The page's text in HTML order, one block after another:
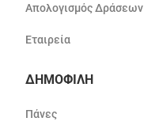
Απολογισμός Δράσεων
Εταιρεία
ΔΗΜΟΦΙΛΗ
Πάνες